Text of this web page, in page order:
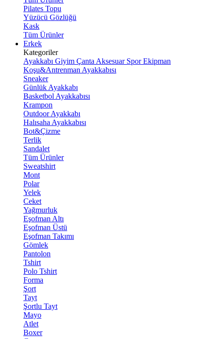
Pilates Topu
Yüzücü Gözlüğü
Kask
Tüm Ürünler
Erkek
Kategoriler
Ayakkabı Giyim Çanta Aksesuar Spor Ekipman
Koşu&Antrenman Ayakkabısı
Sneaker
Günlük Ayakkabı
Basketbol Ayakkabısı
Krampon
Outdoor Ayakkabı
Halısaha Ayakkabısı
Bot&Çizme
Terlik
Sandalet
Tüm Ürünler
Sweatshirt
Mont
Polar
Yelek
Ceket
Yağmurluk
Eşofman Altı
Eşofman Üstü
Eşofman Takımı
Gömlek
Pantolon
Tshirt
Polo Tshirt
Forma
Şort
Tayt
Şortlu Tayt
Mayo
Atlet
Boxer